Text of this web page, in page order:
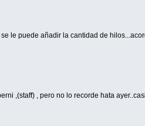
le puede añadir la cantidad de
,(staff) , pero no lo recorde hata